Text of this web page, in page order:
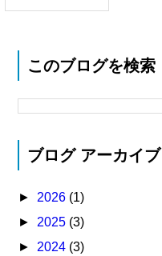
このブログを検索
ブログ アーカイブ
► 2026 (1)
► 2025 (3)
► 2024 (3)